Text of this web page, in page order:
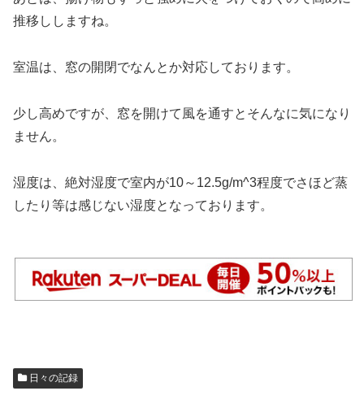
推移ししますね。
室温は、窓の開閉でなんとか対応しております。
少し高めですが、窓を開けて風を通すとそんなに気になり
ません。
湿度は、絶対湿度で室内が10～12.5g/m^3程度でさほど蒸
したり等は感じない湿度となっております。
日々の記録